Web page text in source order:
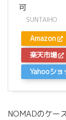
可
SUNTAIHO
Amazon
楽天市場
Yahooショ
NOMADのケー